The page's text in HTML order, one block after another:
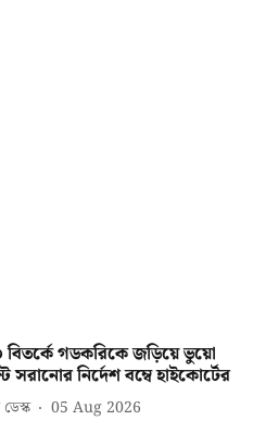
বিতর্কে গডকরিকে জড়িয়ে ভুয়ো
সরানোর নির্দেশ বম্বে হাইকোর্টের
05 Aug 2026